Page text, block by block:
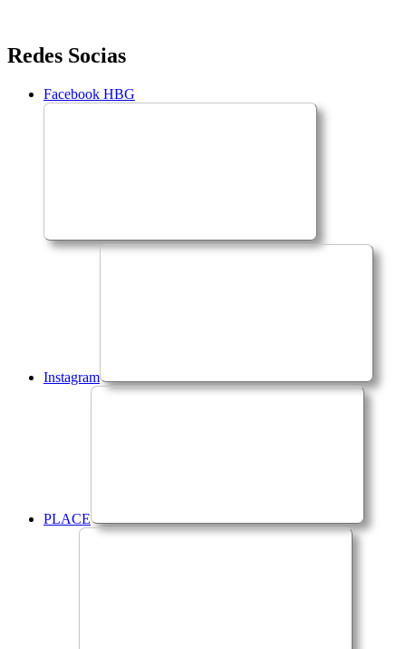
Saltar
para
conteúdo
Redes Socias
Facebook HBG
Instagram
PLACE